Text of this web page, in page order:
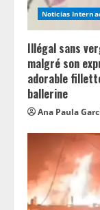
Noticias
Illégal sans
malgré son
adorable
ballerine
Ana Paula